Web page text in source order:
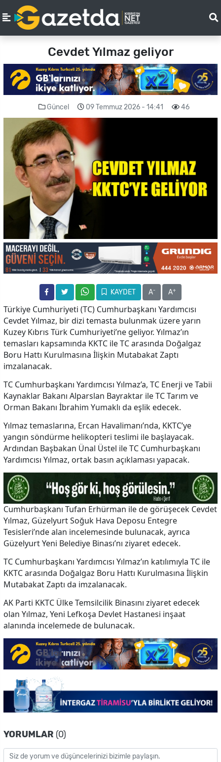
Cevdet Yılmaz geliyor
Güncel 09 Temmuz 2026 - 14:41 46
KAYDET A- A+
Türkiye Cumhuriyeti (TC) Cumhurbaşkanı Yardımcısı
Cevdet Yılmaz, bir dizi temasta bulunmak üzere yarın
Kuzey Kıbrıs Türk Cumhuriyeti’ne geliyor. Yılmaz’ın
temasları kapsamında KKTC ile TC arasında Doğalgaz
Boru Hattı Kurulmasına İlişkin Mutabakat Zaptı
imzalanacak.
TC Cumhurbaşkanı Yardımcısı Yılmaz’a, TC Enerji ve Tabii
Kaynaklar Bakanı Alparslan Bayraktar ile TC Tarım ve
Orman Bakanı İbrahim Yumaklı da eşlik edecek.
Yılmaz temaslarına, Ercan Havalimanı’nda, KKTC’ye
yangın söndürme helikopteri teslimi ile başlayacak.
Ardından Başbakan Ünal Üstel ile TC Cumhurbaşkanı
Yardımcısı Yılmaz, ortak basın açıklaması yapacak.
Cumhurbaşkanı Tufan Erhürman ile de görüşecek Cevdet
Yılmaz, Güzelyurt Soğuk Hava Deposu Entegre
Tesisleri’nde alan incelemesinde bulunacak, ayrıca
Güzelyurt Yeni Belediye Binası’nı ziyaret edecek.
TC Cumhurbaşkanı Yardımcısı Yılmaz’ın katılımıyla TC ile
KKTC arasında Doğalgaz Boru Hattı Kurulmasına İlişkin
Mutabakat Zaptı da imzalanacak.
AK Parti KKTC Ülke Temsilcilik Binasını ziyaret edecek
olan Yılmaz, Yeni Lefkoşa Devlet Hastanesi inşaat
alanında incelemede de bulunacak.
YORUMLAR (0)